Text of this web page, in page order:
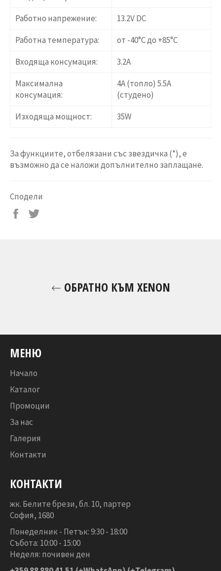
Работно напрежение:
13.2V DC
Работна температура:
от -40°C до +85°C
Входяща консумация:
3.2А
Максимална
консумация:
4A (топло) 5.5А
(студено)
Изходяща мощност:
35W
За функциите, отбелязани със звездичка (*), е
възможно да се наложи допълнително заплащане.
Сподели
Сподели
ОБРАТНО КЪМ XENON
МЕНЮ
Начало
Каталог
Промоции
За нас
Галерия
Контакти
КОНТАКТИ
жк. Белите брези, бл. 10, партер
София, 1680
Понеделник - Петък: 9:30 - 18:00
Събота: 10:00 - 15:00
Неделя: почивен ден